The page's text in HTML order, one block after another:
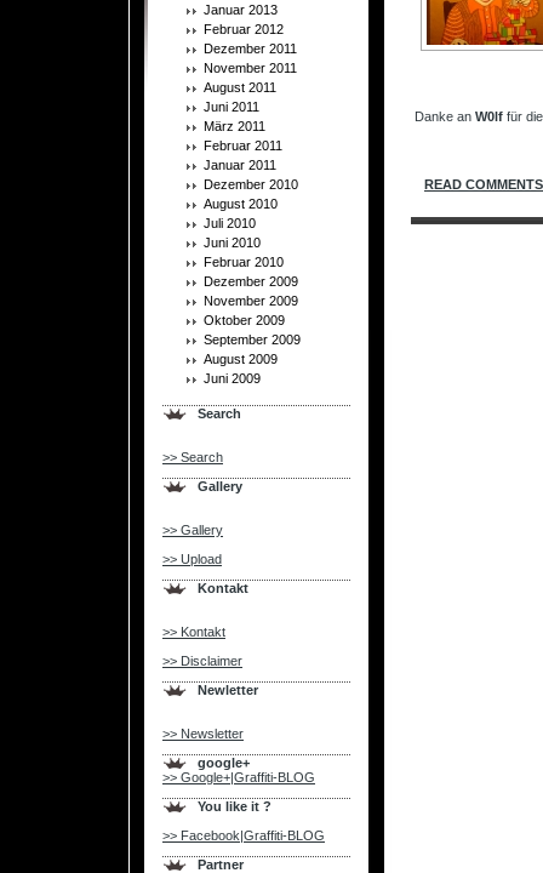
Januar 2013
Februar 2012
Dezember 2011
November 2011
August 2011
Juni 2011
März 2011
Februar 2011
Januar 2011
Dezember 2010
August 2010
Juli 2010
Juni 2010
Februar 2010
Dezember 2009
November 2009
Oktober 2009
September 2009
August 2009
Juni 2009
Search
>> Search
Gallery
>> Gallery
>> Upload
Kontakt
>> Kontakt
>> Disclaimer
Newletter
>> Newsletter
google+
>> Google+|Graffiti-BLOG
You like it ?
>> Facebook|Graffiti-BLOG
Partner
Danke an W0lf für
READ